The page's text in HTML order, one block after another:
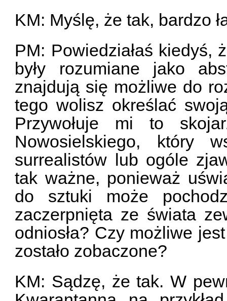
KM: Myślę, że tak, bardzo
PM: Powiedziałaś kiedyś,
były rozumiane jako
znajdują się możliwe do
tego wolisz określać
Przywołuje mi to
Nowosielskiego, który
surrealistów lub ogóle
tak ważne, ponieważ
do sztuki może
zaczerpnięta ze świata
odniosła? Czy możliwe
zostało zobaczone?
KM: Sądzę, że tak. W